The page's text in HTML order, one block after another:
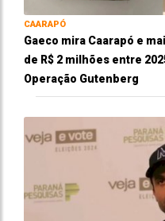
CAARAPÓ
Gaeco mira Caarapó e
de R$ 2 milhões entre
Operação Gutenberg